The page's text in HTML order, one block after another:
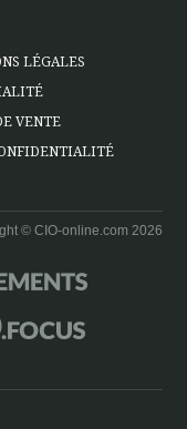
LÉGALES
VENTE
© CIO-online.com 2026